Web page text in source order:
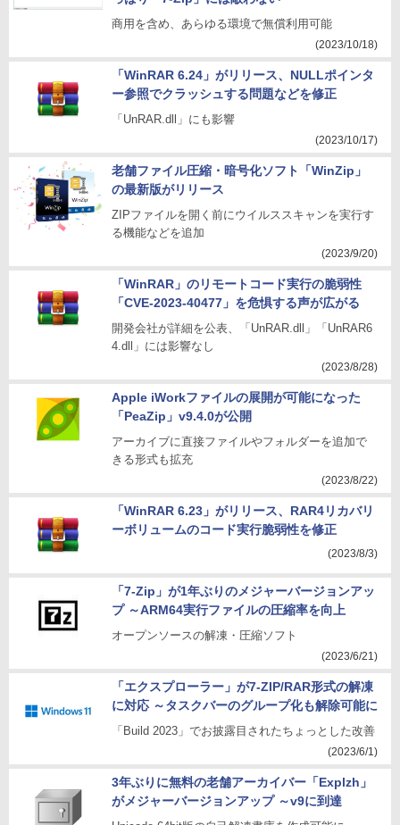
商用を含め、あらゆる環境で無償利用可能
(2023/10/18)
「WinRAR 6.24」がリリース、NULLポインタ
ー参照でクラッシュする問題などを修正
「UnRAR.dll」にも影響
(2023/10/17)
老舗ファイル圧縮・暗号化ソフト「WinZip」
の最新版がリリース
ZIPファイルを開く前にウイルススキャンを実行す
る機能などを追加
(2023/9/20)
「WinRAR」のリモートコード実行の脆弱性
「CVE-2023-40477」を危惧する声が広がる
開発会社が詳細を公表、「UnRAR.dll」「UnRAR6
4.dll」には影響なし
(2023/8/28)
Apple iWorkファイルの展開が可能になった
「PeaZip」v9.4.0が公開
アーカイブに直接ファイルやフォルダーを追加で
きる形式も拡充
(2023/8/22)
「WinRAR 6.23」がリリース、RAR4リカバリ
ーボリュームのコード実行脆弱性を修正
(2023/8/3)
「7-Zip」が1年ぶりのメジャーバージョンアッ
プ ～ARM64実行ファイルの圧縮率を向上
オープンソースの解凍・圧縮ソフト
(2023/6/21)
「エクスプローラー」が7-ZIP/RAR形式の解凍
に対応 ～タスクバーのグループ化も解除可能に
「Build 2023」でお披露目されたちょっとした改善
(2023/6/1)
3年ぶりに無料の老舗アーカイバー「Explzh」
がメジャーバージョンアップ ～v9に到達